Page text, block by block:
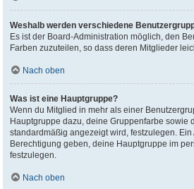
Weshalb werden verschiedene
Es ist der Board-Administration möglich, den
Farben zuzuteilen, so dass deren Mitglieder
Nach oben
Was ist eine Hauptgruppe?
Wenn du Mitglied in mehr als einer
Hauptgruppe dazu, deine Gruppenfarbe sowie
standardmäßig angezeigt wird, festzulegen.
Berechtigung geben, deine Hauptgruppe im
festzulegen.
Nach oben